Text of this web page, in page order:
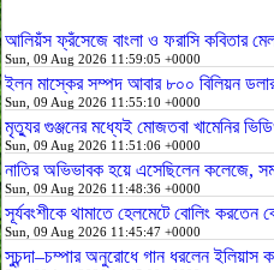
আলিয়ঁস ফ্রঁসেজে বাংলা ও ফরাসি কবিতার
Sun, 09 Aug 2026 11:59:05 +0000
ইলন মাস্কের সম্পদ আবার ৮০০ বিলিয়ন
Sun, 09 Aug 2026 11:55:10 +0000
মৃত্যুর গুঞ্জনের মধ্যেই মোজতবা খামেনির
Sun, 09 Aug 2026 11:51:06 +0000
নাতির অভিভাবক হয়ে এসেছিলেন কলেজে,
Sun, 09 Aug 2026 11:48:36 +0000
সূর্যবংশীকে থামাতে হেলমেটে বোলিং করতেন
Sun, 09 Aug 2026 11:45:47 +0000
সুচন্দা–চম্পার অনুরোধে গান ধরলেন ইলিয়াস